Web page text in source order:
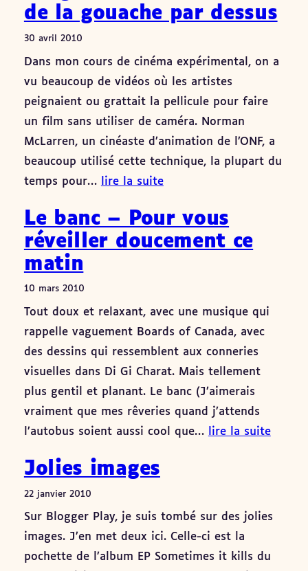
de la gouache par dessus
30 avril 2010
Dans mon cours de cinéma expérimental, on a
vu beaucoup de vidéos où les artistes
peignaient ou grattait la pellicule pour faire
un film sans utiliser de caméra. Norman
McLarren, un cinéaste d’animation de l’ONF, a
beaucoup utilisé cette technique, la plupart du
temps pour…
lire la suite
Le banc – Pour vous
réveiller doucement ce
matin
10 mars 2010
Tout doux et relaxant, avec une musique qui
rappelle vaguement Boards of Canada, avec
des dessins qui ressemblent aux conneries
visuelles dans Di Gi Charat. Mais tellement
plus gentil et planant. Le banc (J’aimerais
vraiment que mes rêveries quand j’attends
l’autobus soient aussi cool que…
lire la suite
Jolies images
22 janvier 2010
Sur Blogger Play, je suis tombé sur des jolies
images. J’en met deux ici. Celle-ci est la
pochette de l’album EP Sometimes it kills du